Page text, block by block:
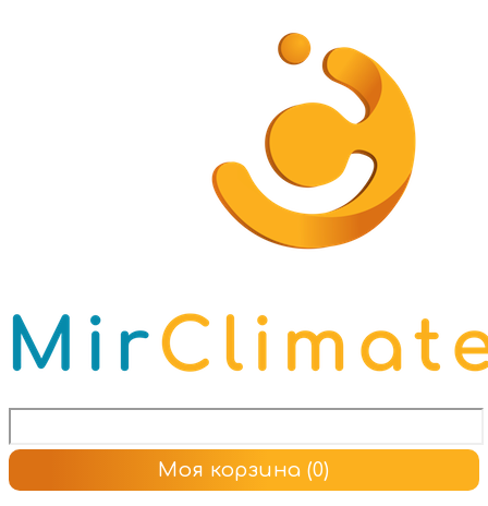
Моя корзина (0)